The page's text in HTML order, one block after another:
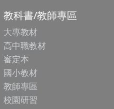
教科書/教師專區
大專教材
高中職教材
審定本
國小教材
教師專區
校園研習